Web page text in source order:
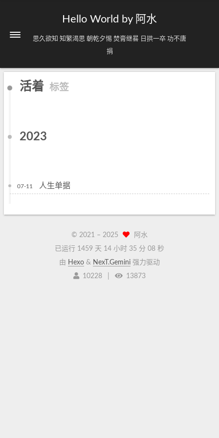
Hello World by 阿水
思久欲知 知繁渴思 朝乾夕惕 焚膏继晷 日拱一卒 功不唐
捐
活着 标签
2023
07-11 人生单据
© 2021 – 2025
阿水
已运行 1459 天 14 小时 35 分 08 秒
由 Hexo & NexT.Gemini 强力驱动
10228
13873